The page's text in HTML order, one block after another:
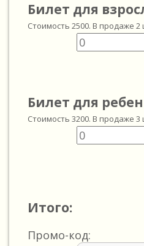
Билет для
Стоимость 2500. В продаже 2
Билет для
Стоимость 3200. В продаже 3
Итого:
Промо-код: